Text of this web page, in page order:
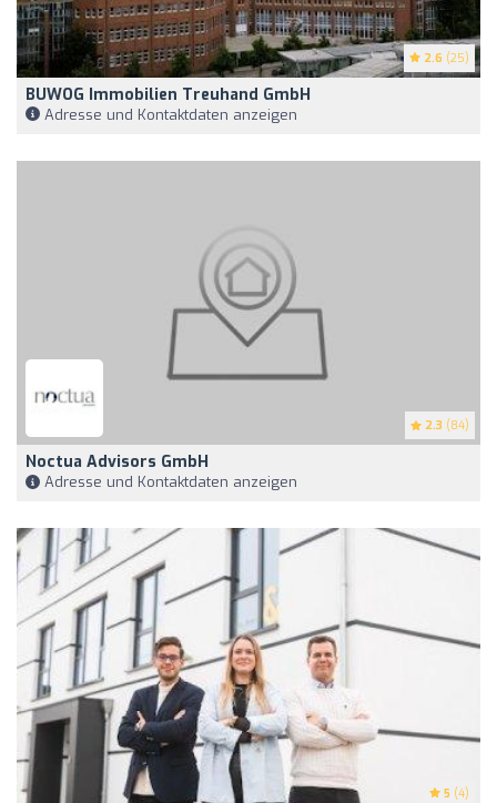
2.6 (25)
BUWOG Immobilien Treuhand GmbH
Adresse und Kontaktdaten anzeigen
2.3 (84)
Noctua Advisors GmbH
Adresse und Kontaktdaten anzeigen
5 (4)